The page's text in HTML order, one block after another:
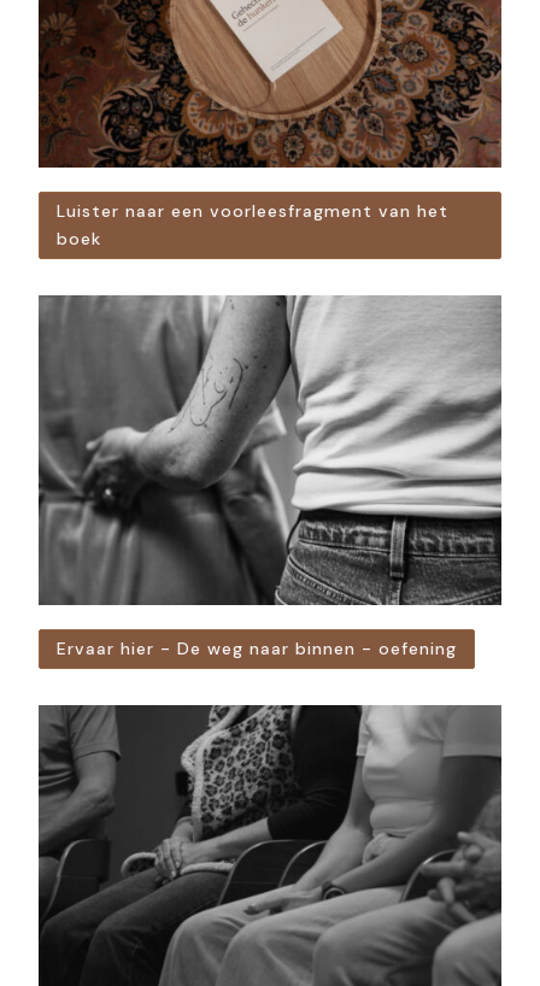
Luister naar een voorleesfragment van het
boek
Ervaar hier - De weg naar binnen - oefening